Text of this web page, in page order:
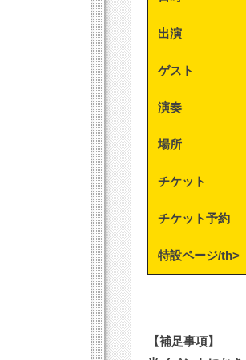
出演
ゲスト
演奏
場所
チケット
チケット予約
特設ページ/th>
【補足事項】